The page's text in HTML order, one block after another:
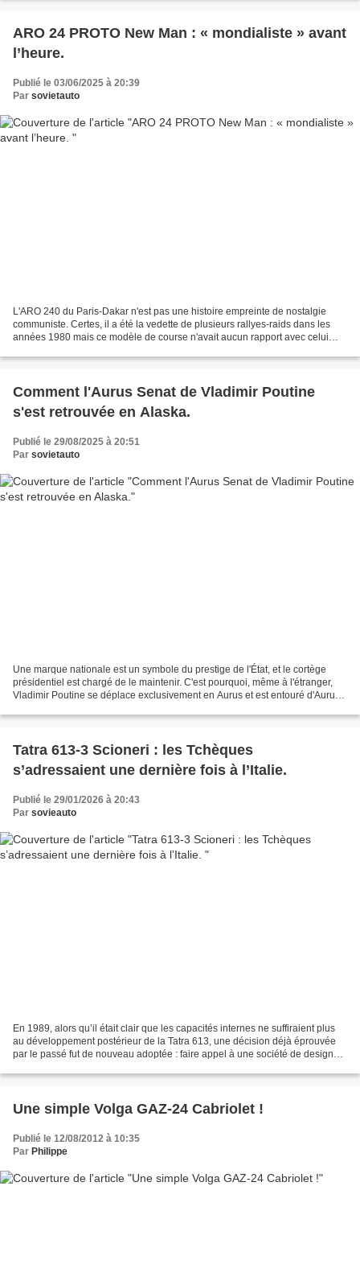
ARO 24 PROTO New Man : « mondialiste » avant
l’heure.
Publié le 03/06/2025 à 20:39
Par sovietauto
L'ARO 240 du Paris-Dakar n'est pas une histoire empreinte de nostalgie
communiste. Certes, il a été la vedette de plusieurs rallyes-raids dans les
années 1980 mais ce modèle de course n'avait aucun rapport avec celui
Comment l'Aurus Senat de Vladimir Poutine
s'est retrouvée en Alaska.
Publié le 29/08/2025 à 20:51
Par sovietauto
Une marque nationale est un symbole du prestige de l'État, et le cortège
présidentiel est chargé de le maintenir. C'est pourquoi, même à l'étranger,
Vladimir Poutine se déplace exclusivement en Aurus et est entouré d'Aurus.
Tatra 613-3 Scioneri : les Tchèques
s’adressaient une dernière fois à l’Italie.
Publié le 29/01/2026 à 20:43
Par sovieauto
En 1989, alors qu’il était clair que les capacités internes ne suffiraient plus
au développement postérieur de la Tatra 613, une décision déjà éprouvée
par le passé fut de nouveau adoptée : faire appel à une société de design
Une simple Volga GAZ-24 Cabriolet !
Publié le 12/08/2012 à 10:35
Par Philippe